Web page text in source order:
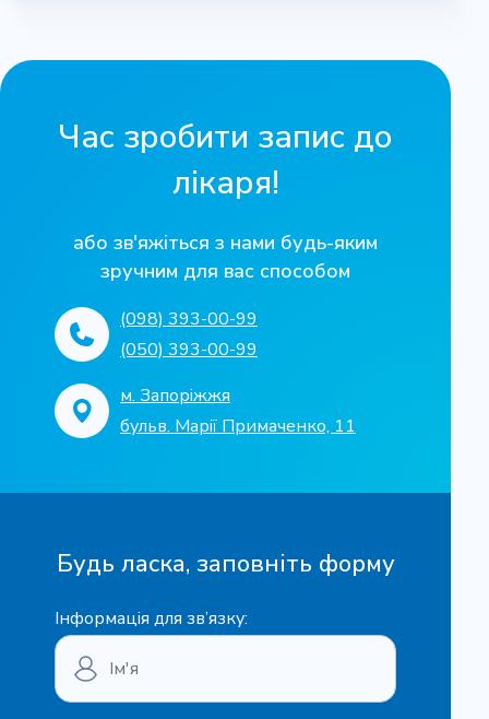
Час зробити запис до
лікаря!
або зв'яжіться з нами будь-яким
зручним для вас способом
(098) 393-00-99
(050) 393-00-99
м. Запоріжжя
бульв. Марії Примаченко, 11
Будь ласка, заповніть форму
Інформація для зв’язку: